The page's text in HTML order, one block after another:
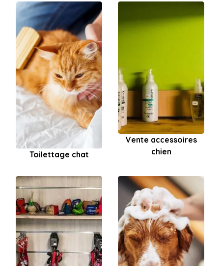
Toilettage chat
Vente accessoires
chien